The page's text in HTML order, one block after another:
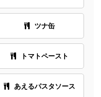
ツナ缶
トマトペースト
あえるパスタソース